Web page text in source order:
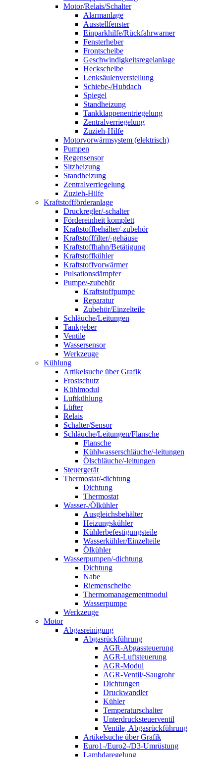
Motor/Relais/Schalter
Alarmanlage
Ausstellfenster
Einparkhilfe/Rückfahrwarner
Fensterheber
Frontscheibe
Geschwindigkeitsregelanlage
Heckscheibe
Lenksäulenverstellung
Schiebe-/Hubdach
Spiegel
Standheizung
Tankklappenentriegelung
Zentralverriegelung
Zuzieh-Hilfe
Motorvorwärmsystem (elektrisch)
Pumpen
Regensensor
Sitzheizung
Standheizung
Zentralverriegelung
Zuzieh-Hilfe
Kraftstoffförderanlage
Druckregler/-schalter
Fördereinheit komplett
Kraftstoffbehälter/-zubehör
Kraftstofffilter/-gehäuse
Kraftstoffhahn/Betätigung
Kraftstoffkühler
Kraftstoffvorwärmer
Pulsationsdämpfer
Pumpe/-zubehör
Kraftstoffpumpe
Reparatur
Zubehör/Einzelteile
Schläuche/Leitungen
Tankgeber
Ventile
Wassersensor
Werkzeuge
Kühlung
Artikelsuche über Grafik
Frostschutz
Kühlmodul
Luftkühlung
Lüfter
Relais
Schalter/Sensor
Schläuche/Leitungen/Flansche
Flansche
Kühlwasserschläuche/-leitungen
Ölschläuche/-leitungen
Steuergerät
Thermostat/-dichtung
Dichtung
Thermostat
Wasser-/Ölkühler
Ausgleichsbehälter
Heizungskühler
Kühlerbefestigungsteile
Wasserkühler/Einzelteile
Ölkühler
Wasserpumpen/-dichtung
Dichtung
Nabe
Riemenscheibe
Thermomanagementmodul
Wasserpumpe
Werkzeuge
Motor
Abgasreinigung
Abgasrückführung
AGR-Abgassteuerung
AGR-Luftsteuerung
AGR-Modul
AGR-Ventil/-Saugrohr
Dichtungen
Druckwandler
Kühler
Temperaturschalter
Unterdrucksteuerventil
Ventile, Abgasrückführung
Artikelsuche über Grafik
Euro1-/Euro2-/D3-Umrüstung
Lambdaregelung